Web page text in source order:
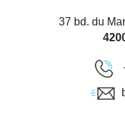
37 bd. du